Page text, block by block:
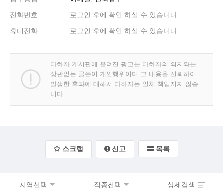
전화번호
로그인 후에 확인 하실 수 있습니다.
휴대전화
로그인 후에 확인 하실 수 있습니다.
다하자 게시판에 올려진 광고는 다하자의 의지와는
상관없는 글쓴이 개인행위이며 그 내용을 신뢰하여
발생한 후과에 대해서 다하자는 일체 책임지지 않습
니다.
스크랩 신고 목록
지역선택 직종선택 상세검색